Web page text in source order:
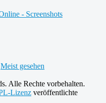
- Screenshots
Meist gesehen
Alle Rechte vorbehalten.
Lizenz veröffentlichte